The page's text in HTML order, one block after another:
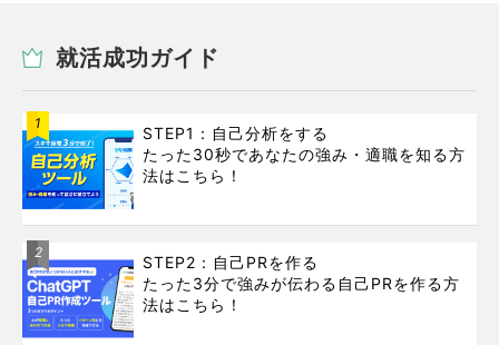
就活成功ガイド
1
STEP1：自己分析をする
たった30秒であなたの強み・適職を知る方
法はこちら！
2
STEP2：自己PRを作る
たった3分で強みが伝わる自己PRを作る方
法はこちら！